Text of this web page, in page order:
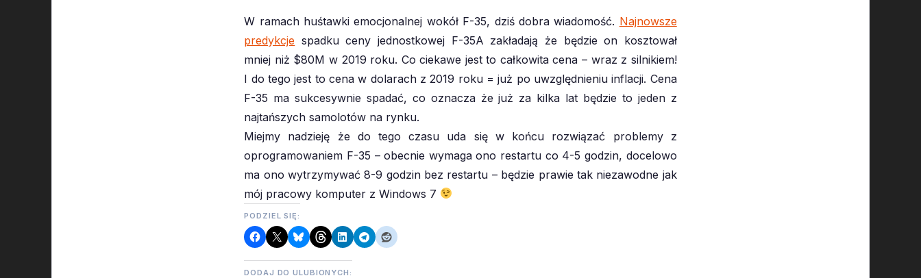
W ramach huśtawki emocjonalnej wokół F-35, dziś dobra wiadomość. Najnowsze
predykcje spadku ceny jednostkowej F-35A zakładają że będzie on kosztował
mniej niż $80M w 2019 roku. Co ciekawe jest to całkowita cena – wraz z silnikiem!
I do tego jest to cena w dolarach z 2019 roku = już po uwzględnieniu inflacji. Cena
F-35 ma sukcesywnie spadać, co oznacza że już za kilka lat będzie to jeden z
najtańszych samolotów na rynku.
Miejmy nadzieję że do tego czasu uda się w końcu rozwiązać problemy z
oprogramowaniem F-35 – obecnie wymaga ono restartu co 4-5 godzin, docelowo
ma ono wytrzymywać 8-9 godzin bez restartu – będzie prawie tak niezawodne jak
mój pracowy komputer z Windows 7
PODZIEL SIĘ:
DODAJ DO ULUBIONYCH: